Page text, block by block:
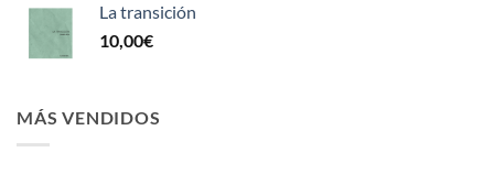
La transición
10,00€
MÁS VENDIDOS